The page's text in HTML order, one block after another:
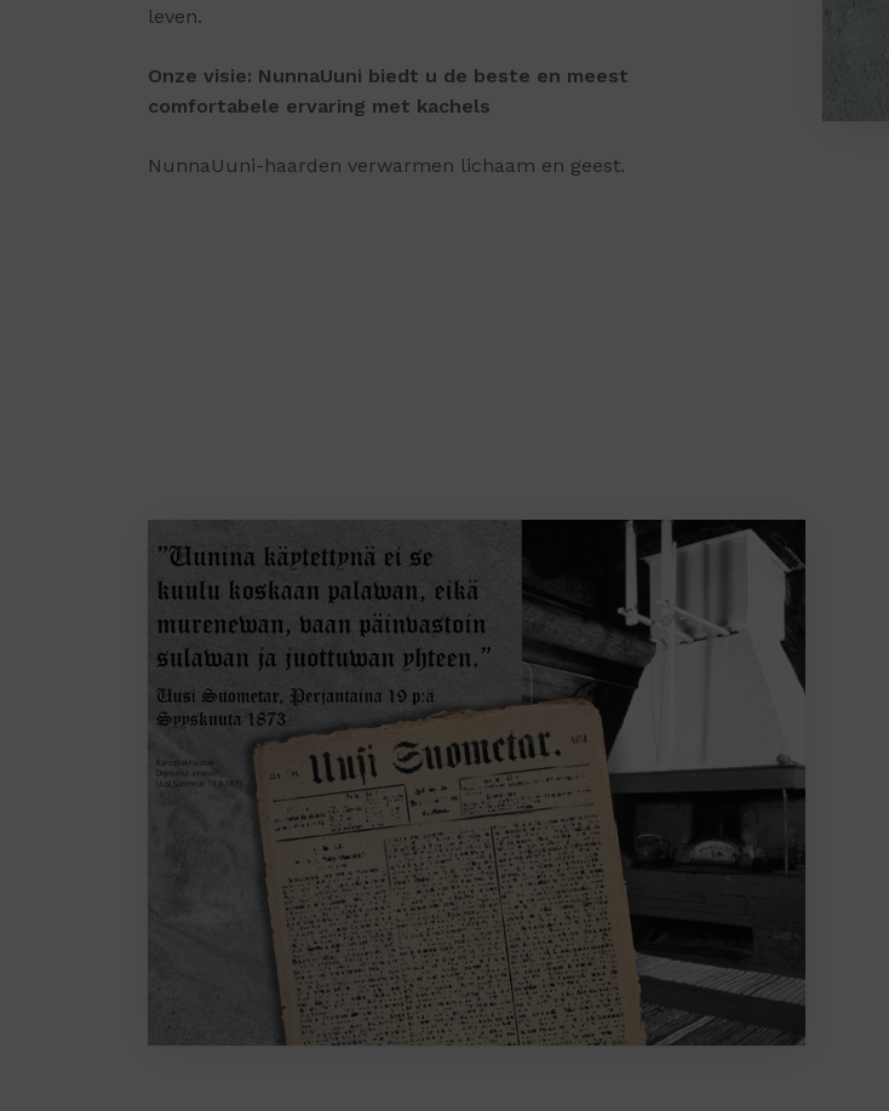
leven.
Onze visie: NunnaUuni biedt u de beste en meest
comfortabele ervaring met kachels
NunnaUuni-haarden verwarmen lichaam en geest.